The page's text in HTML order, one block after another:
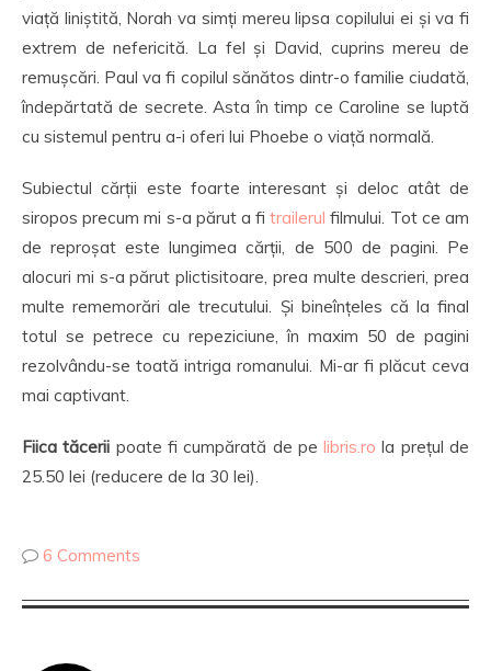
viață liniștită, Norah va simți mereu lipsa copilului ei și va fi
extrem de nefericită. La fel și David, cuprins mereu de
remușcări. Paul va fi copilul sănătos dintr-o familie ciudată,
îndepărtată de secrete. Asta în timp ce Caroline se luptă
cu sistemul pentru a-i oferi lui Phoebe o viață normală.
Subiectul cărții este foarte interesant și deloc atât de
siropos precum mi s-a părut a fitrailerul filmului. Tot ce am
de reproșat este lungimea cărții, de 500 de pagini. Pe
alocuri mi s-a părut plictisitoare, prea multe descrieri, prea
multe rememorări ale trecutului. Și bineînțeles că la final
totul se petrece cu repeziciune, în maxim 50 de pagini
rezolvându-se toată intriga romanului. Mi-ar fi plăcut ceva
mai captivant.
Fiica tăcerii poate fi cumpărată de pelibris.ro la prețul de
25.50 lei (reducere de la 30 lei).
6 Comments